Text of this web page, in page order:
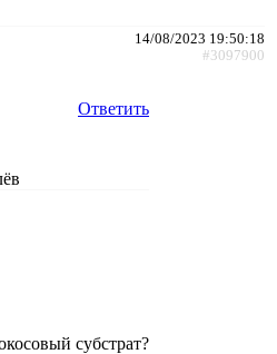
14/08/2023 19:50:18
#3097900
Ответить
субстрат?